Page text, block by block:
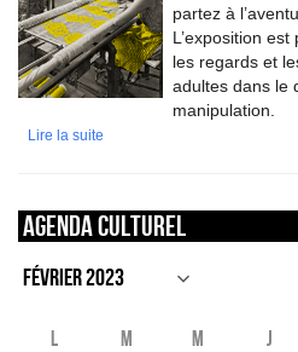
partez à
L’exposition
les regards et
adultes dans le
manipulation.
Lire la suite
Agenda culturel
L M M J